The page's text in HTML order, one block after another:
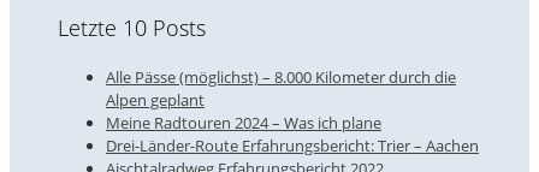
Letzte 10 Posts
Alle Pässe (möglichst) – 8.000 Kilometer durch die
Alpen geplant
Meine Radtouren 2024 – Was ich plane
Drei-Länder-Route Erfahrungsbericht: Trier – Aachen